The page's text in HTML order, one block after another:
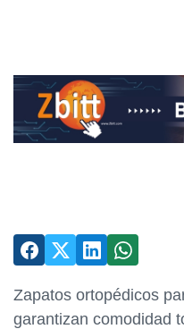
Zapatos ortopédicos
garantizan comodidad